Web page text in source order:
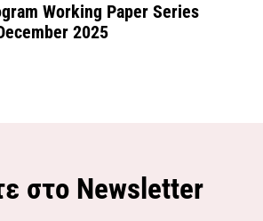
Working Paper Series
2025
στο Newsletter